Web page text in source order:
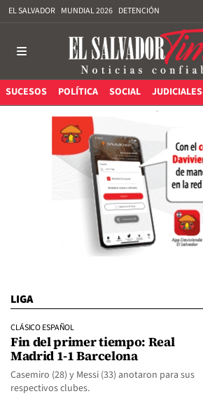
EL SALVADOR MUNDIAL 2026 DETENCIÓN
SUCESOS POLÍTICA SOCIAL JUDICIALES
LIGA
CLÁSICO ESPAÑOL
Fin del primer tiempo: Real
Madrid 1-1 Barcelona
Casemiro (28) y Messi (33) anotaron para sus
respectivos clubes.